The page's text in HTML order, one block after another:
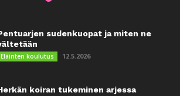
sudenkuopat ja miten ne
Eläinten koulutus 12.5.2026
koiran tukeminen arjessa